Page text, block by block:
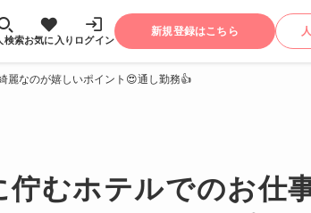
検索お気に入り ログイン
新規登録はこちら
麗なのが嬉しいポイント😍通し勤務👍
むホテルでのお仕